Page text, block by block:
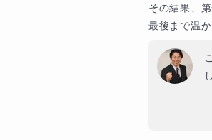
「問題を解
伝えれば良
に数学の専
・明治大学
・日本大学
・日本女子
・共通テス
その結果、
最後まで温